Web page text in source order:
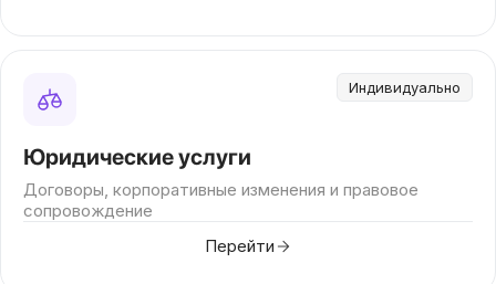
Индивидуально
Юридические услуги
Договоры, корпоративные изменения и правовое
сопровождение
Перейти